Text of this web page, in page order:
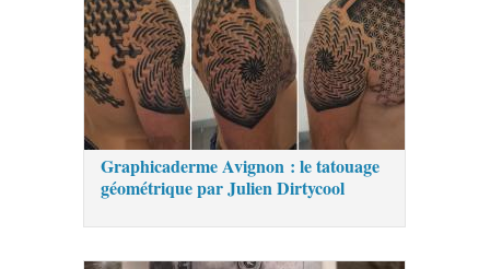
Graphicaderme Avignon : le tatouage
géométrique par Julien Dirtycool